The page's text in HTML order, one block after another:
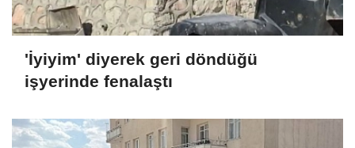
'İyiyim' diyerek geri döndüğü
işyerinde fenalaştı